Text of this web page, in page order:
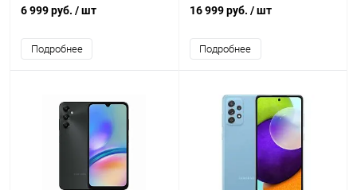
6 999 руб. / шт
Подробнее
3мес
16 999 руб. / шт
Подробнее